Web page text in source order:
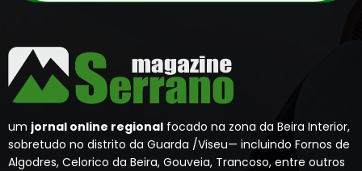
um jornal online regional focado na zona da Beira Interior,
sobretudo no distrito da Guarda /Viseu— incluindo Fornos de
Algodres, Celorico da Beira, Gouveia, Trancoso, entre outros